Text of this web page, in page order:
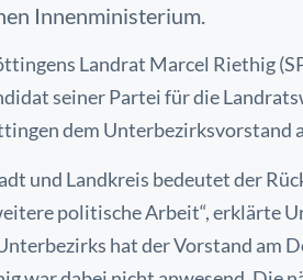
Innenministerium.
Landrat Marcel Riethig
seiner Partei für die
dem Unterbezirksvorstand
und Landkreis bedeutet der
politische Arbeit“, erklärte
hat der Vorstand am